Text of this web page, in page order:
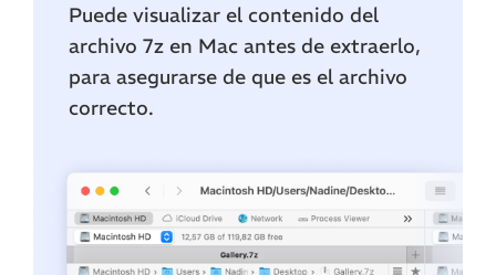
Puede visualizar el contenido del
archivo 7z en Mac antes de extraerlo,
para asegurarse de que es el archivo
correcto.